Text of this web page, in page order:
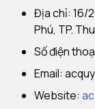
Địa chỉ: 16/
Phú, TP.
Số điện
Email:
Website: